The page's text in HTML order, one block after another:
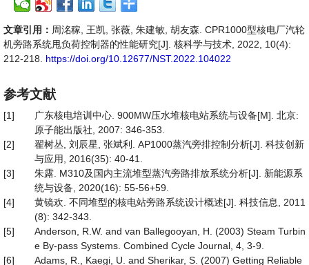
文章引用： 周洺稼, 王凯, 张薇, 朱建敏, 胡友森. CPR1000型核电厂汽轮
机旁路系统甩负荷控制器的性能研究[J]. 核科学与技术, 2022, 10(4):
212-218. https://doi.org/10.12677/NST.2022.104022
参考文献
[1]
广东核电培训中心. 900MW压水堆核电站系统与设备[M]. 北京:
原子能出版社, 2007: 346-353.
[2]
翟树丛, 刘辰星, 张斌利. AP1000蒸汽旁排控制分析[J]. 科技创新
与应用, 2016(35): 40-41.
[3]
朱露. M310及国内主流堆型蒸汽旁路排放系统分析[J]. 新能源系
统与设备, 2020(16): 55-56+59.
[4]
黄镜欢. 不同堆型的核电站旁路系统设计概述[J]. 科技信息, 2011
(8): 342-343.
[5]
Anderson, R.W. and van Ballegooyan, H. (2003) Steam Turbin
e By-pass Systems. Combined Cycle Journal, 4, 3-9.
[6]
Adams, R., Kaegi, U. and Sherikar, S. (2007) Getting Reliable